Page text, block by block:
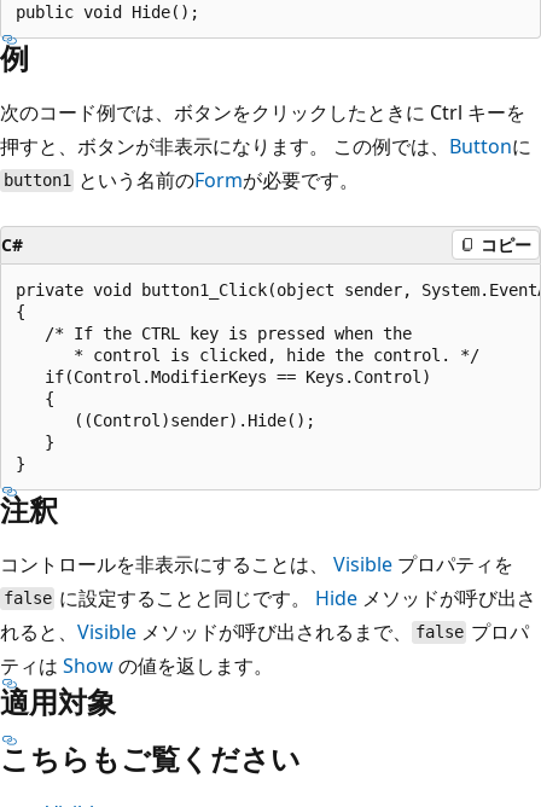
public void Hide();
例
次のコード例では、ボタンをクリックしたときに Ctrl キーを
押すと、ボタンが非表示になります。 この例では、 Buttonに
button1 という名前のFormが必要です。
C# コピー
private void button1_Click(object sender,
{
   /* If the CTRL key is pressed when the
      * control is clicked, hide the control. */
   if(Control.ModifierKeys == Keys.Control)
   {
      ((Control)sender).Hide();
   }
注釈
コントロールを非表示にすることは、 Visible プロパティを
false に設定することと同じです。 Hide メソッドが呼び出さ
れると、 Visible メソッドが呼び出されるまで、 false プロパ
ティは Showの値を返します。
適用対象
こちらもご覧ください